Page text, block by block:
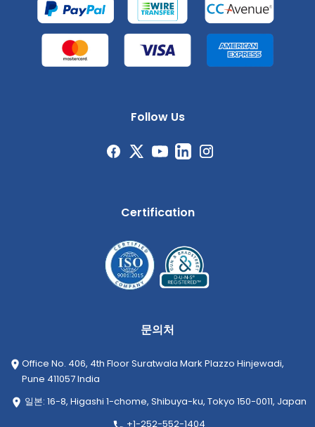
Follow Us
Certification
문의처
Office No. 406, 4th Floor Suratwala Mark Plazzo Hinjewadi,
Pune 411057 India
일본: 16-8, Higashi 1-chome, Shibuya-ku, Tokyo 150-0011, Japan
+1-252-552-1404